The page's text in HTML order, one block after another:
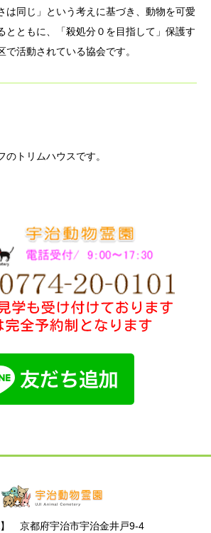
は同じ」という考えに基づき、動物を可愛
とともに、「殺処分０を目指して」保護す
で活動されている協会です。
トリムハウスです。
】 京都府宇治市宇治金井戸9-4